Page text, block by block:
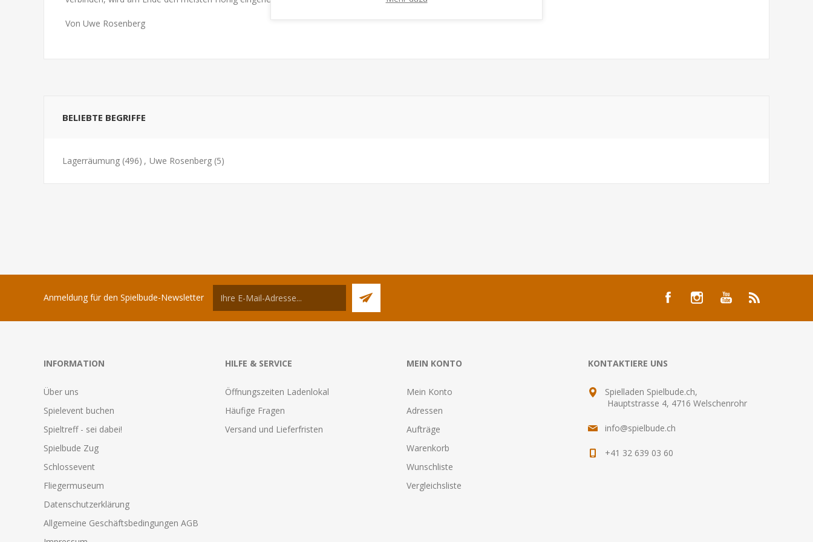
Von Uwe Rosenberg
BELIEBTE BEGRIFFE
Lagerräumung (496) , Uwe Rosenberg (5)
Anmeldung für den Spielbude-Newsletter
INFORMATION
Über uns
Spielevent buchen
Spieltreff - sei dabei!
Spielbude Zug
Schlossevent
Fliegermuseum
Datenschutzerklärung
Allgemeine Geschäftsbedingungen AGB
HILFE & SERVICE
Öffnungszeiten Ladenlokal
Häufige Fragen
Versand und Lieferfristen
MEIN KONTO
Mein Konto
Adressen
Aufträge
Warenkorb
Wunschliste
Vergleichsliste
KONTAKTIERE UNS
Spielladen Spielbude.ch,
Hauptstrasse 4, 4716 Welschenrohr
info@spielbude.ch
+41 32 639 03 60